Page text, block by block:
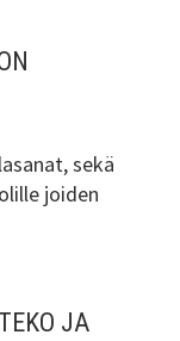
sekä
joiden
JA